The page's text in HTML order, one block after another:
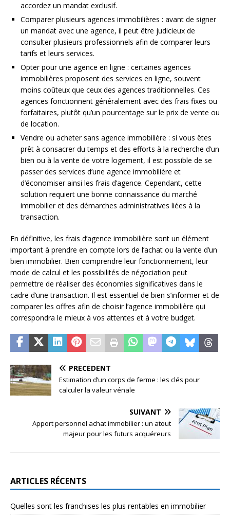
accordez un mandat exclusif.
Comparer plusieurs agences immobilières : avant de signer
un mandat avec une agence, il peut être judicieux de
consulter plusieurs professionnels afin de comparer leurs
tarifs et leurs services.
Opter pour une agence en ligne : certaines agences
immobilières proposent des services en ligne, souvent
moins coûteux que ceux des agences traditionnelles. Ces
agences fonctionnent généralement avec des frais fixes ou
forfaitaires, plutôt qu’un pourcentage sur le prix de vente ou
de location.
Vendre ou acheter sans agence immobilière : si vous êtes
prêt à consacrer du temps et des efforts à la recherche d’un
bien ou à la vente de votre logement, il est possible de se
passer des services d’une agence immobilière et
d’économiser ainsi les frais d’agence. Cependant, cette
solution requiert une bonne connaissance du marché
immobilier et des démarches administratives liées à la
transaction.
En définitive, les frais d’agence immobilière sont un élément
important à prendre en compte lors de l’achat ou la vente d’un
bien immobilier. Bien comprendre leur fonctionnement, leur
mode de calcul et les possibilités de négociation peut
permettre de réaliser des économies significatives dans le
cadre d’une transaction. Il est essentiel de bien s’informer et de
comparer les offres afin de choisir l’agence immobilière qui
correspondra le mieux à vos attentes et à votre budget.
PRÉCÉDENT
Estimation d’un corps de ferme : les clés pour
calculer la valeur vénale
SUIVANT
Apport personnel achat immobilier : un atout
majeur pour les futurs acquéreurs
ARTICLES RÉCENTS
Quelles sont les franchises les plus rentables en immobilier